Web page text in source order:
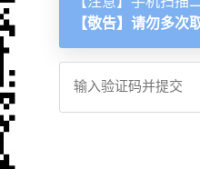
【敬告】请勿多次